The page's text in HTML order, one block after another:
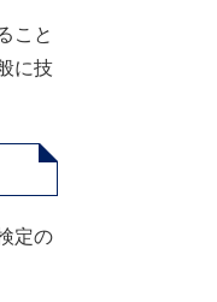
こと
に技
定の